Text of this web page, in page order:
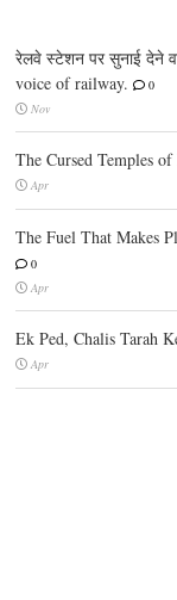
रेलवे स्टेशन पर सुनाई देने
voice of railway.
0
Nov
The Cursed Temples
Apr
The Fuel That Makes
0
Apr
Ek Ped, Chalis Tarah
Apr